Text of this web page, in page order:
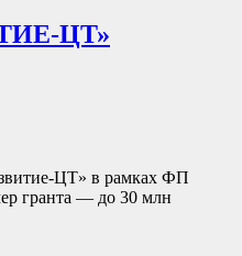
ЦТ»
ЦТ» в рамках ФП
гранта — до 30 млн